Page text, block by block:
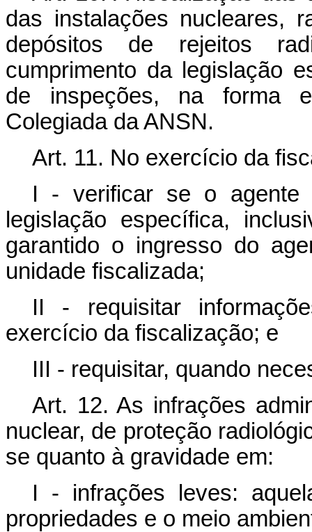
das instalações nucleares,
depósitos de rejeitos
cumprimento da legislação
de inspeções, na forma
Colegiada da ANSN.
Art. 11. No exercício da
I - verificar se o agente
legislação específica,
garantido o ingresso do
unidade fiscalizada;
II - requisitar
exercício da fiscalização; e
III - requisitar, quando
Art. 12. As infrações
nuclear, de proteção
se quanto à gravidade em:
I - infrações leves:
propriedades e o meio